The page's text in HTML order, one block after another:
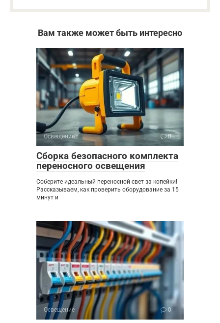
Вам также может быть интересно
Освещение 0
Сборка безопасного комплекта
переносного освещения
Соберите идеальный переносной свет за копейки!
Рассказываем, как проверить оборудование за 15
минут и
Освещение 0